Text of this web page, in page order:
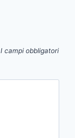
I campi obbligatori